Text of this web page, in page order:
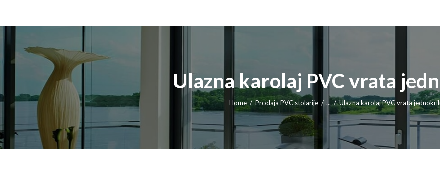
Ulazna karolaj PVC vrata
Home Prodaja PVC stolarije ... Ulazna karolaj PVC vrata
KONTAKT